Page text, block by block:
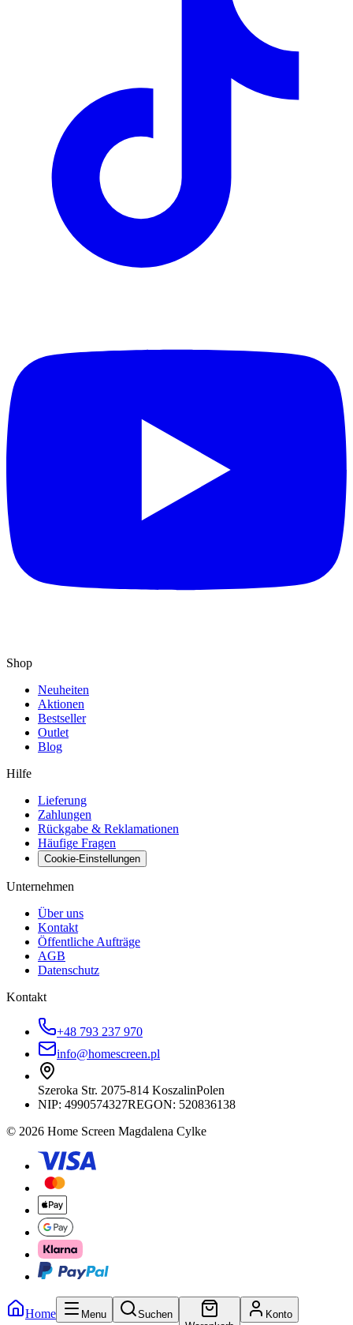
Shop
Neuheiten
Aktionen
Bestseller
Outlet
Blog
Hilfe
Lieferung
Zahlungen
Rückgabe & Reklamationen
Häufige Fragen
Cookie-Einstellungen
Unternehmen
Über uns
Kontakt
Öffentliche Aufträge
AGB
Datenschutz
Kontakt
+48 793 237 970
info@homescreen.pl
Szeroka Str. 2075-814 KoszalinPolen
NIP: 4990574327REGON: 520836138
© 2026 Home Screen Magdalena Cylke
Home Menu
Suchen
Konto